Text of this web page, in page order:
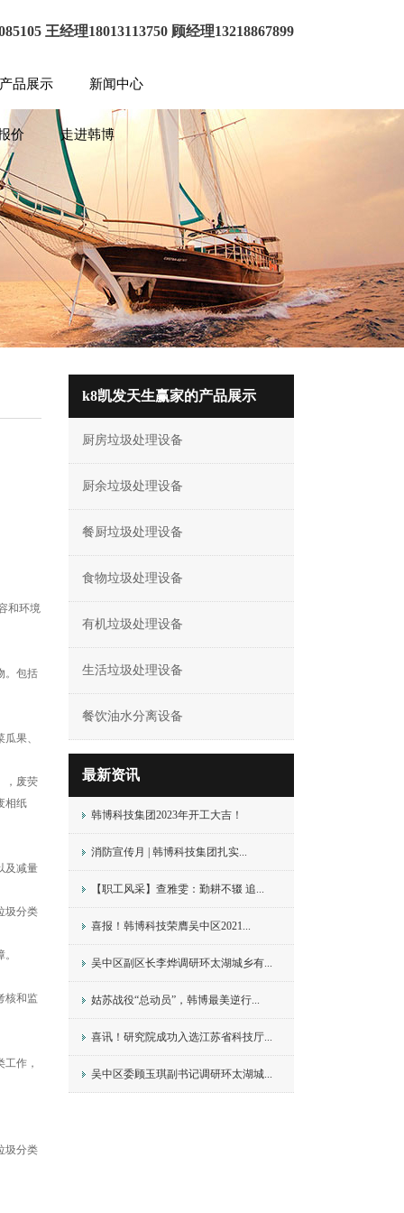
王经理18013113750 顾经理13218867899
品展示 新闻中心
价 走进韩博
和环境
。包括
果、
，废荧
相纸
及减量
圾分类
核和监
作，
圾分类
k8凯发天生赢家的产品展示
厨房垃圾处理设备
厨余垃圾处理设备
餐厨垃圾处理设备
食物垃圾处理设备
有机垃圾处理设备
生活垃圾处理设备
餐饮油水分离设备
最新资讯
韩博科技集团2023年开工大吉！
消防宣传月 | 韩博科技集团扎实...
【职工风采】查雅雯：勤耕不辍 追...
喜报！韩博科技荣膺吴中区2021...
吴中区副区长李烨调研环太湖城乡有...
姑苏战役“总动员”，韩博最美逆行...
喜讯！研究院成功入选江苏省科技厅...
吴中区委顾玉琪副书记调研环太湖城...